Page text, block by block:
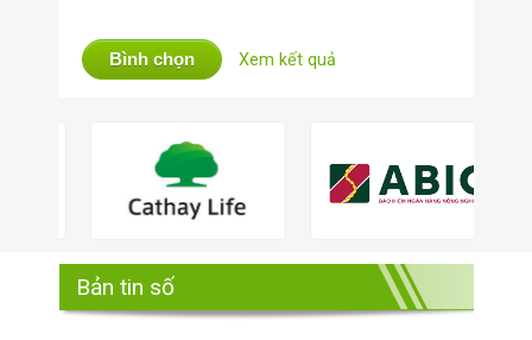
Bình chọn Xem kết quả
Bản tin số